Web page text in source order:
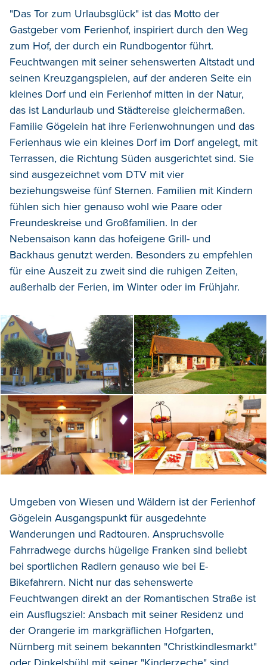
"Das Tor zum Urlaubsglück" ist das Motto der
Gastgeber vom Ferienhof, inspiriert durch den Weg
zum Hof, der durch ein Rundbogentor führt.
Feuchtwangen mit seiner sehenswerten Altstadt und
seinen Kreuzgangspielen, auf der anderen Seite ein
kleines Dorf und ein Ferienhof mitten in der Natur,
das ist Landurlaub und Städtereise gleichermaßen.
Familie Gögelein hat ihre Ferienwohnungen und das
Ferienhaus wie ein kleines Dorf im Dorf angelegt, mit
Terrassen, die Richtung Süden ausgerichtet sind. Sie
sind ausgezeichnet vom DTV mit vier
beziehungsweise fünf Sternen. Familien mit Kindern
fühlen sich hier genauso wohl wie Paare oder
Freundeskreise und Großfamilien. In der
Nebensaison kann das hofeigene Grill- und
Backhaus genutzt werden. Besonders zu empfehlen
für eine Auszeit zu zweit sind die ruhigen Zeiten,
außerhalb der Ferien, im Winter oder im Frühjahr.
Umgeben von Wiesen und Wäldern ist der Ferienhof
Gögelein Ausgangspunkt für ausgedehnte
Wanderungen und Radtouren. Anspruchsvolle
Fahrradwege durchs hügelige Franken sind beliebt
bei sportlichen Radlern genauso wie bei E-
Bikefahrern. Nicht nur das sehenswerte
Feuchtwangen direkt an der Romantischen Straße ist
ein Ausflugsziel: Ansbach mit seiner Residenz und
der Orangerie im markgräflichen Hofgarten,
Nürnberg mit seinem bekannten "Christkindlesmarkt"